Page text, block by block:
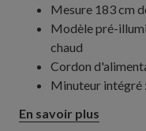
Mesure 183 cm
Modèle pré-
chaud
Cordon
Minuteur intégré
Fabriqué à la
En savoir plus